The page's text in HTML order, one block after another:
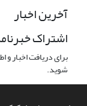
آخرین اخبار
اشتراک
برای دریافت اخبار
شوید.